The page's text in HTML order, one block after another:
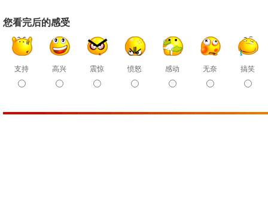
您看完后的感受
支持 高兴 震惊 愤怒 感动 无奈 搞笑